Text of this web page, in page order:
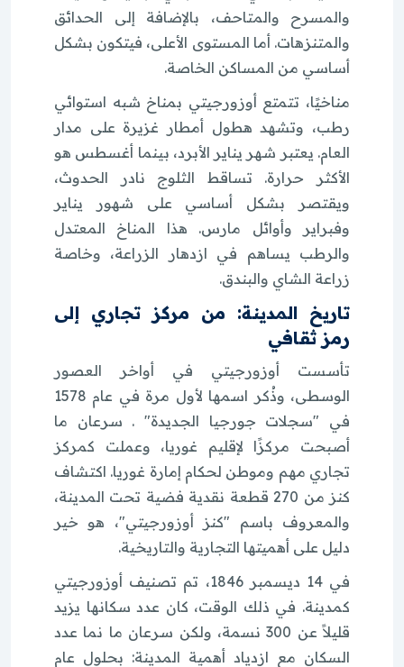
والمسرح والمتاحف، بالإضافة إلى الحدائق
والمتنزهات. أما المستوى الأعلى، فيتكون بشكل
أساسي من المساكن الخاصة.
مناخيًا، تتمتع أوزورجيتي بمناخ شبه استوائي
رطب، وتشهد هطول أمطار غزيرة على مدار
العام. يعتبر شهر يناير الأبرد، بينما أغسطس هو
الأكثر حرارة. تساقط الثلوج نادر الحدوث،
ويقتصر بشكل أساسي على شهور يناير
وفبراير وأوائل مارس. هذا المناخ المعتدل
والرطب يساهم في ازدهار الزراعة، وخاصة
زراعة الشاي والبندق.
تاريخ المدينة: من مركز تجاري إلى
رمز ثقافي
تأسست أوزورجيتي في أواخر العصور
الوسطى، وذُكر اسمها لأول مرة في عام 1578
في "سجلات جورجيا الجديدة" . سرعان ما
أصبحت مركزًا لإقليم غوريا، وعملت كمركز
تجاري مهم وموطن لحكام إمارة غوريا. اكتشاف
كنز من 270 قطعة نقدية فضية تحت المدينة،
والمعروف باسم "كنز أوزورجيتي"، هو خير
دليل على أهميتها التجارية والتاريخية.
في 14 ديسمبر 1846، تم تصنيف أوزورجيتي
كمدينة. في ذلك الوقت، كان عدد سكانها يزيد
قليلاً عن 300 نسمة، ولكن سرعان ما نما عدد
السكان مع ازدياد أهمية المدينة: بحلول عام